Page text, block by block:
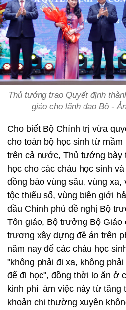
Thủ tướng trao Quyết định
giáo cho lãnh đạo Bộ -
Cho biết Bộ Chính trị vừa
cho toàn bộ học sinh từ mầm
trên cả nước, Thủ tướng bày
học cho các cháu học sinh
đồng bào vùng sâu, vùng xa,
tộc thiểu số, vùng biên giới
đầu Chính phủ đề nghị Bộ
Tôn giáo, Bộ trưởng Bộ Giáo
trương xây dựng đề án trên
năm nay để các cháu học
"không phải đi xa, không
để đi học", đồng thời lo ăn ở
kinh phí làm việc này từ tăng
khoản chi thường xuyên